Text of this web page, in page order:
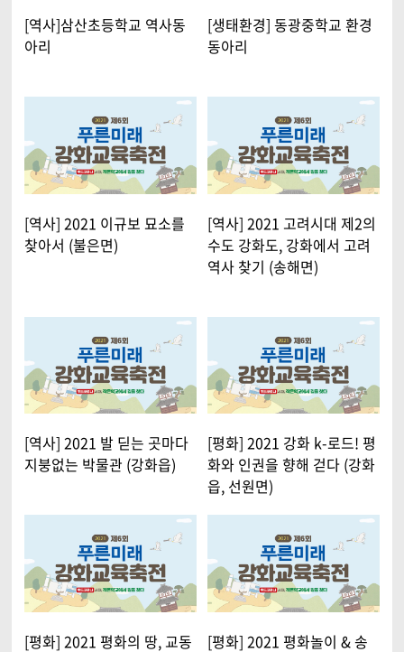
[역사]삼산초등학교 역사동
아리
[생태환경] 동광중학교 환경
동아리
[역사] 2021 이규보 묘소를
찾아서 (불은면)
[역사] 2021 고려시대 제2의
수도 강화도, 강화에서 고려
역사 찾기 (송해면)
[역사] 2021 발 딛는 곳마다
지붕없는 박물관 (강화읍)
[평화] 2021 강화 k-로드! 평
화와 인권을 향해 걷다 (강화
읍, 선원면)
[평화] 2021 평화의 땅, 교동
[평화] 2021 평화놀이 & 송